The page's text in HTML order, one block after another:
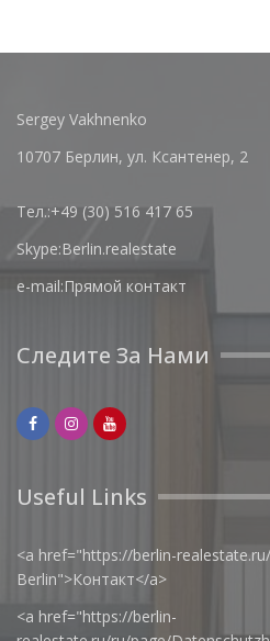
Sergey Vakhnenko
10707 Берлин, ул. Ксантенер, 2
Тел.:+49 (30) 516 417 65
Skype:Berlin.realestate
e-mail:Прямой контакт
Следите За Нами
Useful Links
<a href="https://berlin-
Berlin">Контакт</a>
<a href="https://berlin-